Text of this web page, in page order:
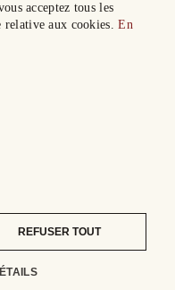
acceptez tous les
relative aux cookies.En
REFUSER TOUT